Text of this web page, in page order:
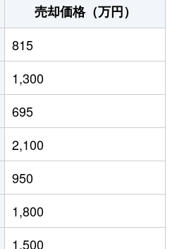
売却価格（万円）
815
1,300
695
2,100
950
1,800
1,500